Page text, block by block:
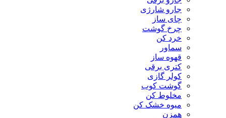
جارو شارژی
چای ساز
چرخ گوشت
خرد کن
سماور
قهوه ساز
کتری برقی
کولر گازی
گوشت کوب
مخلوط کن
میوه خشک کن
همزن